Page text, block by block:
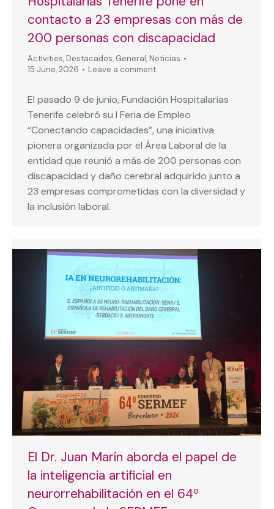
contacto a 23 empresas con más de
200 personas con discapacidad
Activities, Destacados, General, Noticias
15 June, 2026
Leave a comment
El pasado 9 de junio, Fundación Hospitalarias
Tenerife celebró su I Feria de Empleo
“Conectando capacidades”, una iniciativa
pionera organizada por el Área Laboral de la
entidad que reunió a más de 200 personas con
discapacidad y daño cerebral adquirido junto a
23 empresas comprometidas con la diversidad y
la inclusión laboral.
El Dr. Juan Marín aborda el papel de
la inteligencia artificial en
neurorrehabilitación en el 64º